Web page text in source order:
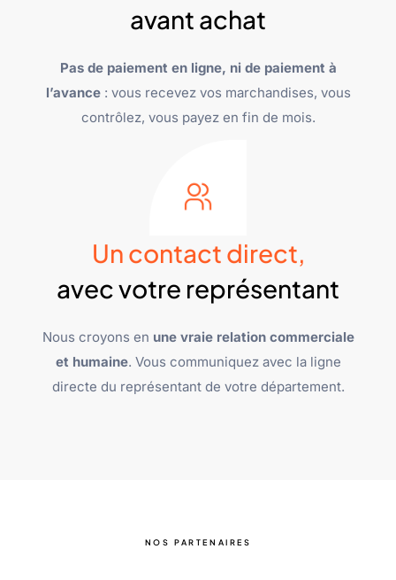
avant achat
Pas de paiement en ligne, ni de paiement à
l’avance: vous recevez vos marchandises, vous
contrôlez, vous payez en fin de mois.
Un contact direct,
avec votre représentant
Nous croyons en une vraie relation commerciale
et humaine. Vous communiquez avec la ligne
directe du représentant de votre département.
NOS PARTENAIRES